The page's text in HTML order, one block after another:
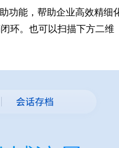
功能，帮助企业高效精细
环。也可以扫描下方二维